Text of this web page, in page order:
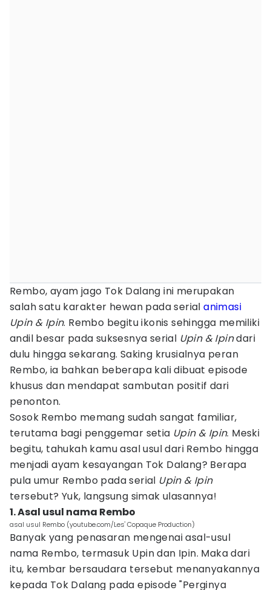
Rembo, ayam jago Tok Dalang ini merupakan
salah satu karakter hewan pada serialanimasi
Upin & Ipin. Rembo begitu ikonis sehingga memiliki
andil besar pada suksesnya serial Upin & Ipindari
dulu hingga sekarang. Saking krusialnya peran
Rembo, ia bahkan beberapa kali dibuat episode
khusus dan mendapat sambutan positif dari
penonton.
Sosok Rembo memang sudah sangat familiar,
terutama bagi penggemar setia Upin & Ipin. Meski
begitu, tahukah kamu asal usul dari Rembo hingga
menjadi ayam kesayangan Tok Dalang? Berapa
pula umur Rembo pada serial Upin & Ipin
tersebut? Yuk, langsung simak ulasannya!
1. Asal usul nama Rembo
asal usul Rembo (youtube.com/Les' Copaque Production)
Banyak yang penasaran mengenai asal-usul
nama Rembo, termasuk Upin dan Ipin. Maka dari
itu, kembar bersaudara tersebut menanyakannya
kepada Tok Dalang pada episode "Perginya